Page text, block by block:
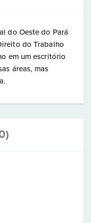
do Oeste do Pará
do Trabalho
em um escritório
áreas, mas